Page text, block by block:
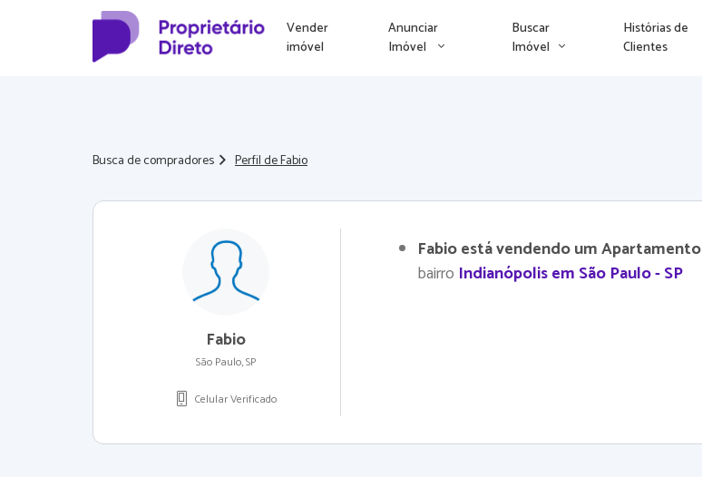
Vender
imóvel
Anunciar
Imóvel
Buscar
Imóvel
Histórias de
Clientes
Busca de compradores Perfil de Fabio
Fabio
São Paulo, SP
Celular Verificado
Fabio está vendendo um Apartamento
bairro Indianópolis em São Paulo - SP